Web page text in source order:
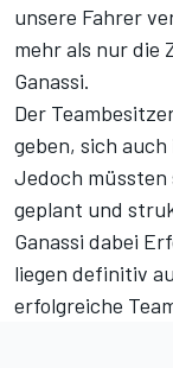
unsere Fahrer
mehr als nur die
Ganassi.
Der
geben, sich
Jedoch müssten
geplant und
Ganassi dabei
liegen definitiv
erfolgreiche